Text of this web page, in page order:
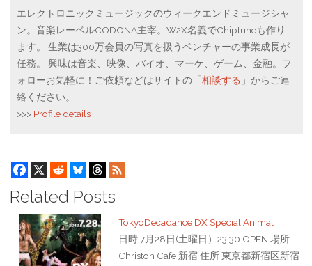
エレクトロニックミュージックのウィークエンドミュージシャ
ン。音楽レーベルCODONA主宰。W2X名義でChiptuneも作り
ます。 生業は300万会員の写真を扱うベンチャーの事業成長が
任務。 興味は音楽、映像、バイオ、マーケ、ゲーム、金融。フ
ォローお気軽に！ご依頼などはサイトの「相談する 」からご連
絡ください。
>>> Profile details
Related Posts
TokyoDecadance DX Special Animal
日時 7月28日(土曜日）23:30 OPEN 場所
Christon Cafe 新宿 住所 東京都新宿区新宿